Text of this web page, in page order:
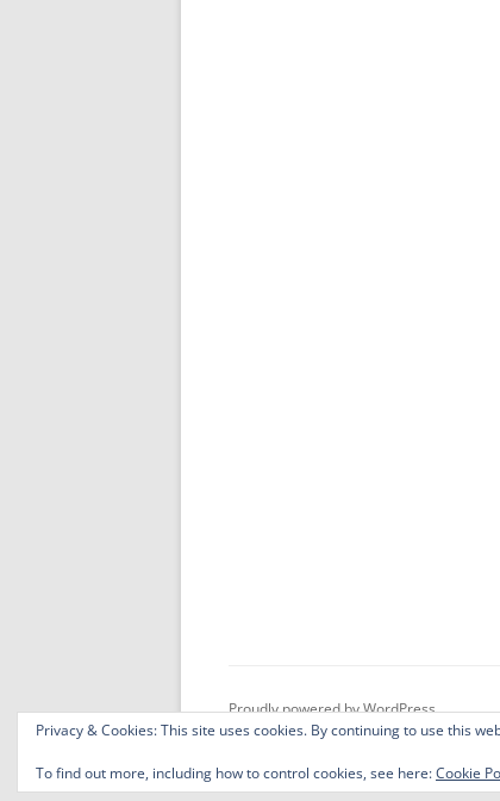
Proudly powered by WordPress
Privacy & Cookies: This site uses cookies. By continuing to use this
To find out more, including how to control cookies, see here:Cookie